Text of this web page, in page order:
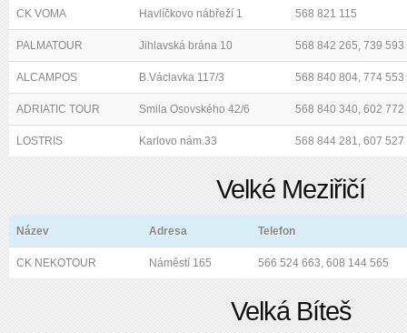
CK VOMA Havlíčkovo nábřeží 1 568 821 115
PALMATOUR Jihlavská brána 10 568 842 265, 739 593
ALCAMPOS B.Václavka 117/3 568 840 804, 774 553
ADRIATIC TOUR Smila Osovského 42/6 568 840 340, 602 772
LOSTRIS Karlovo nám.33 568 844 281, 607 527
Velké Meziřičí
Název Adresa Telefon
CK NEKOTOUR Náměstí 165 566 524 663, 608 144 565
Velká Bíteš